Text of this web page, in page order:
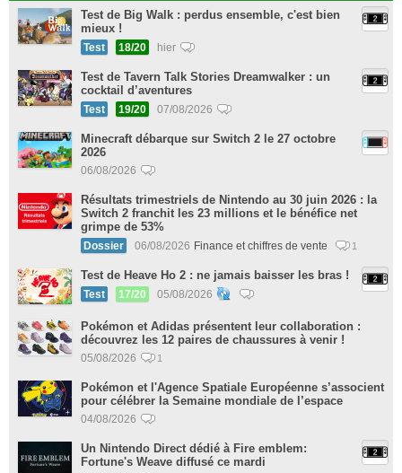
Test de Big Walk : perdus ensemble, c'est bien
mieux !
Test 18/20 hier
Test de Tavern Talk Stories Dreamwalker : un
cocktail d’aventures
Test 19/20 07/08/2026
Minecraft débarque sur Switch 2 le 27 octobre
2026
06/08/2026
Résultats trimestriels de Nintendo au 30 juin 2026 : la
Switch 2 franchit les 23 millions et le bénéfice net
grimpe de 53%
Dossier 06/08/2026 Finance et chiffres de vente 1
Test de Heave Ho 2 : ne jamais baisser les bras !
Test 17/20 05/08/2026
Pokémon et Adidas présentent leur collaboration :
découvrez les 12 paires de chaussures à venir !
05/08/2026 1
Pokémon et l'Agence Spatiale Européenne s’associent
pour célébrer la Semaine mondiale de l’espace
04/08/2026
Un Nintendo Direct dédié à Fire emblem:
Fortune's Weave diffusé ce mardi